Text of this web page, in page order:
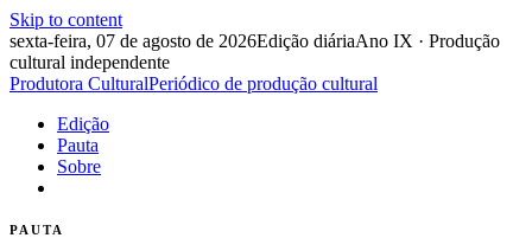
Skip to content
sexta-feira, 07 de agosto de 2026Edição diáriaAno IX · Produção
cultural independente
Produtora CulturalPeriódico de produção cultural
Edição
Pauta
Sobre
PAUTA